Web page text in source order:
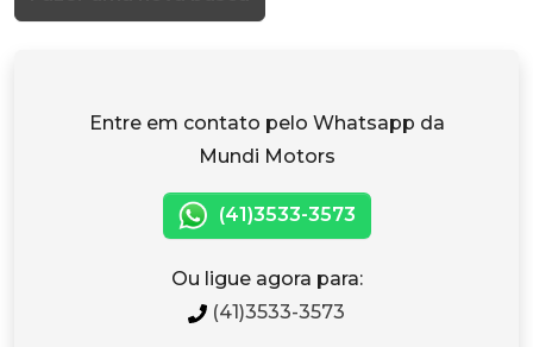
Entre em contato pelo Whatsapp da
Mundi Motors
(41)3533-3573
Ou ligue agora para:
(41)3533-3573